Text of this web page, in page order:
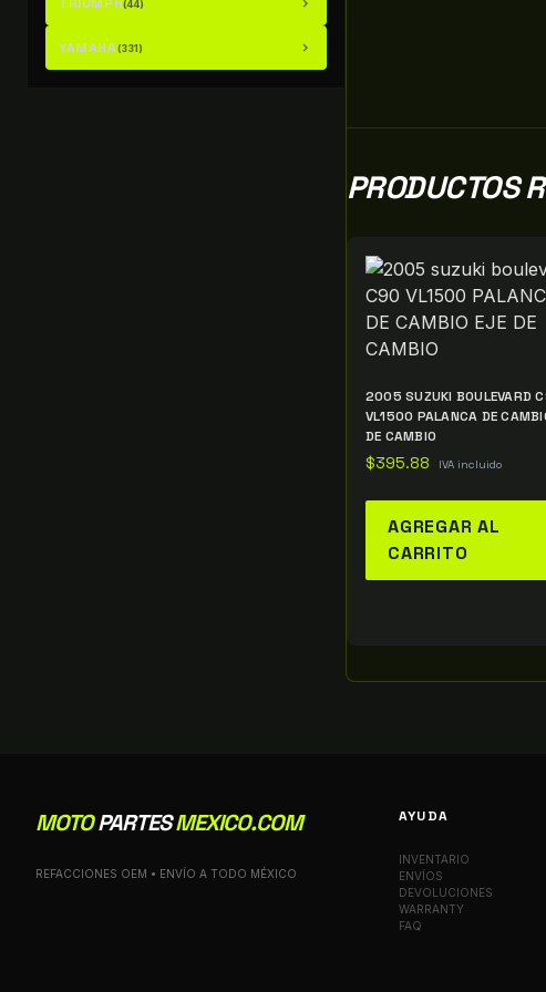
(44)
YAMAHA(331) chevron_right
PRODUCTOS
2005 SUZUKI BOULEVARD
VL1500 PALANCA DE
DE CAMBIO
$395.88 IVA incluido
AGREGAR AL
CARRITO
MOTOPARTESMEXICO.COM
REFACCIONES OEM • ENVÍO A TODO MÉXICO
AYUDA
INVENTARIO
ENVÍOS
DEVOLUCIONES
WARRANTY
FAQ